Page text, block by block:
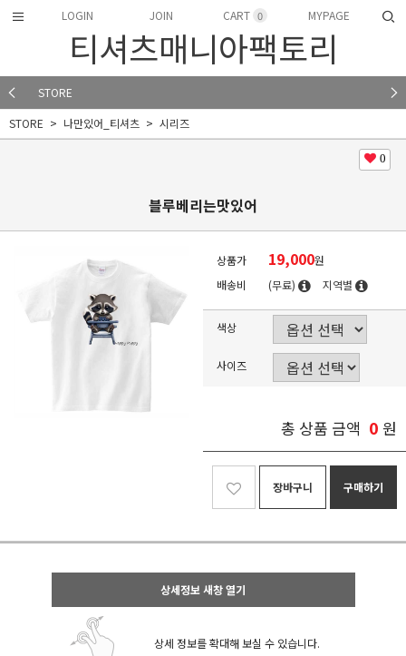
LOGIN JOIN CART 0 MYPAGE
티셔츠매니아팩토리
STORE
STORE
나만있어_티셔츠 시리즈
0
블루베리는맛있어
상품가 19,000원
배송비
(무료) 지역별
색상
사이즈
총 상품 금액 0 원
장바구니 구매하기
상세정보 새창 열기
상세 정보를 확대해 보실 수 있습니다.